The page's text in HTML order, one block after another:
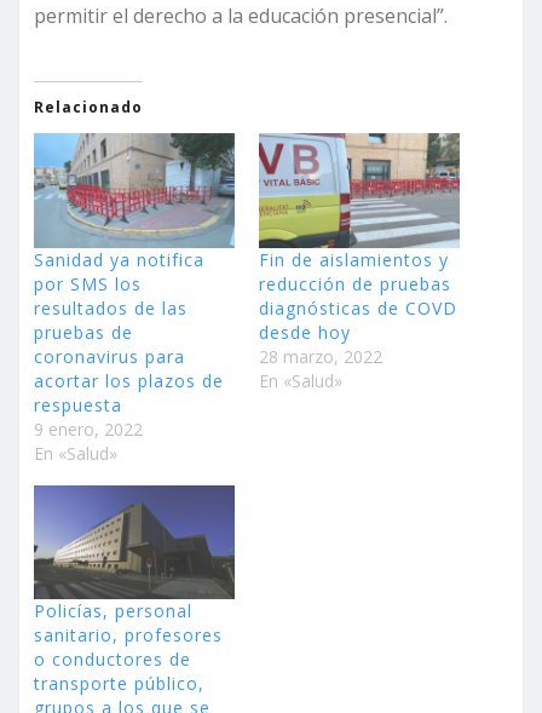
permitir el derecho a la educación presencial”.
Relacionado
Sanidad ya notifica
por SMS los
resultados de las
pruebas de
coronavirus para
acortar los plazos de
respuesta
9 enero, 2022
En «Salud»
Fin de aislamientos y
reducción de pruebas
diagnósticas de COVD
desde hoy
28 marzo, 2022
En «Salud»
Policías, personal
sanitario, profesores
o conductores de
transporte público,
grupos a los que se